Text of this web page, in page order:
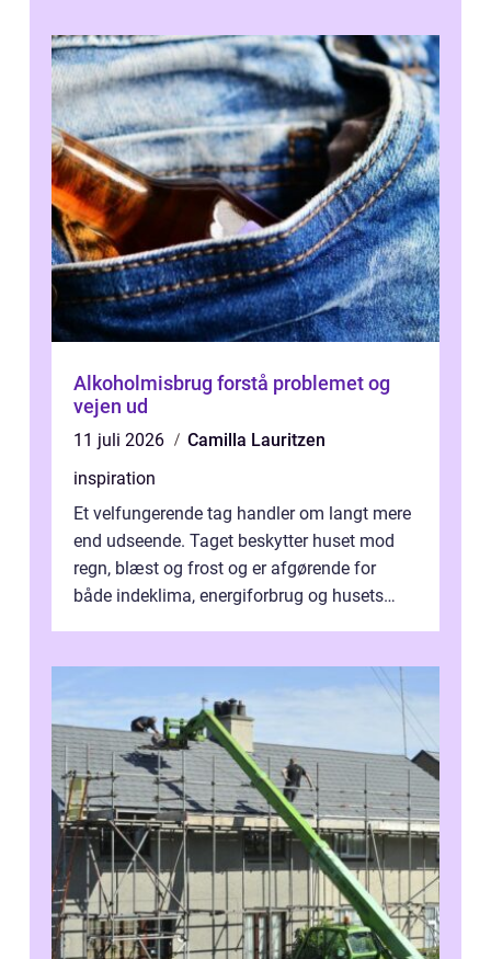
Alkoholmisbrug forstå problemet og
vejen ud
11 juli 2026
Camilla Lauritzen
inspiration
Et velfungerende tag handler om langt mere
end udseende. Taget beskytter huset mod
regn, blæst og frost og er afgørende for
både indeklima, energiforbrug og husets